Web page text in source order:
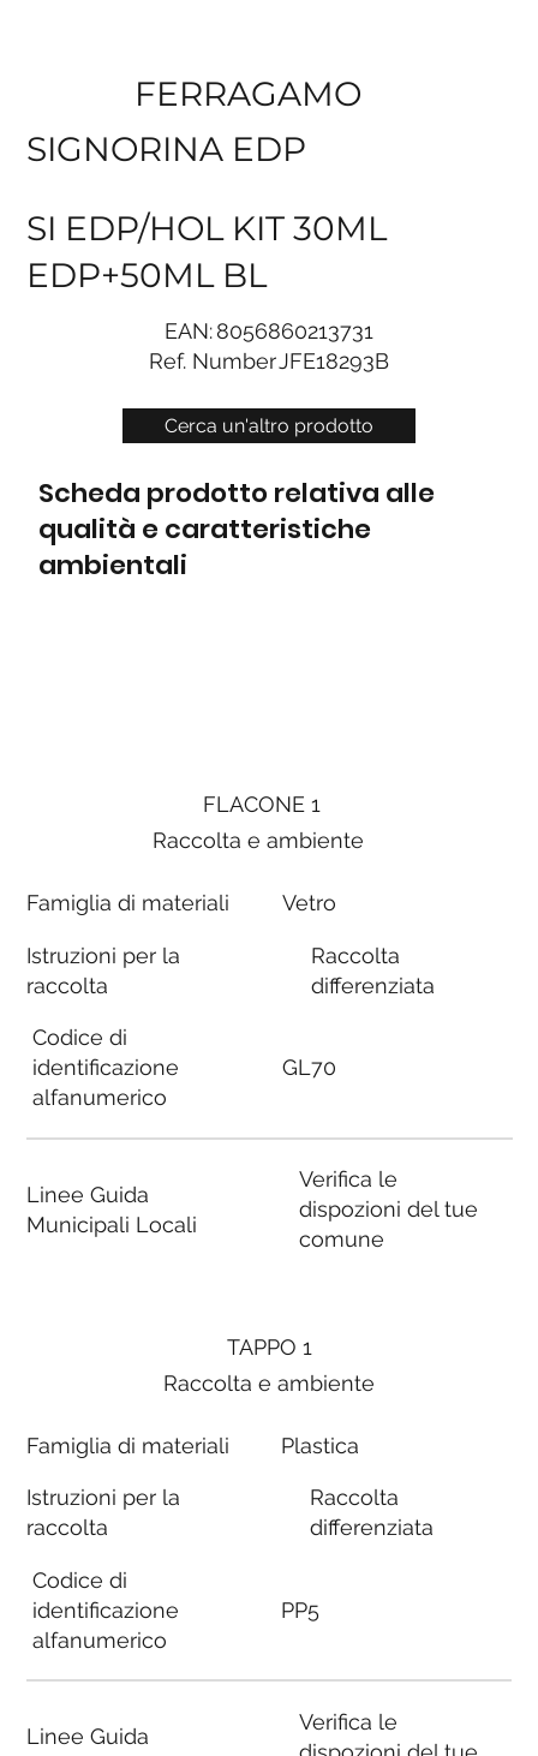
Cerca un'altro prodotto
FERRAGAMO
SIGNORINA EDP
SI EDP/HOL KIT 30ML
EDP+50ML BL
EAN:8056860213731
Ref. NumberJFE18293B
Scheda prodotto relativa alle
qualità e caratteristiche
ambientali
FLACONE 1
Raccolta e ambiente
Famiglia di materiali
Istruzioni per la
raccolta
Codice di
identificazione
alfanumerico
Linee Guida
Municipali Locali
Vetro
Raccolta
differenziata
GL70
Verifica le
dispozioni del tue
comune
TAPPO 1
Raccolta e ambiente
Famiglia di materiali
Istruzioni per la
raccolta
Codice di
identificazione
alfanumerico
Linee Guida
Plastica
Raccolta
differenziata
PP5
Verifica le